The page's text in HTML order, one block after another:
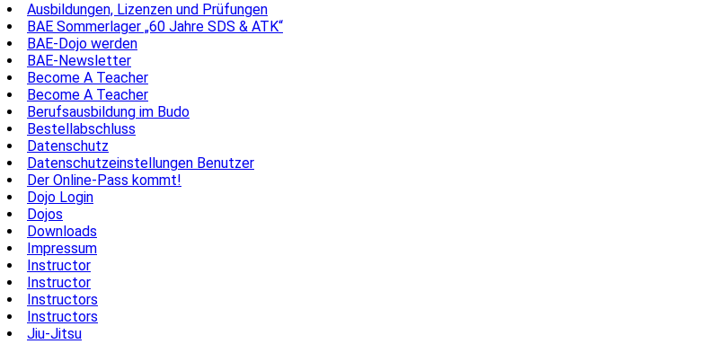
Ausbildungen, Lizenzen und Prüfungen
BAE Sommerlager „60 Jahre SDS & ATK“
BAE-Dojo werden
BAE-Newsletter
Become A Teacher
Become A Teacher
Berufsausbildung im Budo
Bestellabschluss
Datenschutz
Datenschutzeinstellungen Benutzer
Der Online-Pass kommt!
Dojo Login
Dojos
Downloads
Impressum
Instructor
Instructor
Instructors
Instructors
Jiu-Jitsu